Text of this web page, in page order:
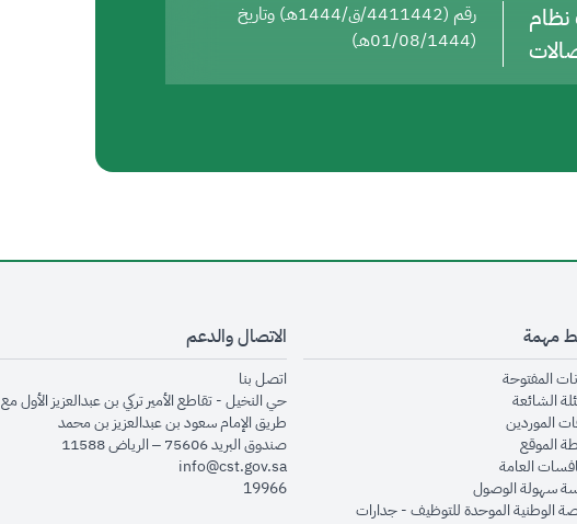
نظام
رقم (4411442/ق/1444هـ) وتاريخ
(01/08/1444هـ)
مهمة
المفتوحةopens in new window
الشائعةopens in new window
الموردينopens in new window
الموقعopens in new window
العامةopens in new window
سهولة الوصولopens in new window
الوطنية الموحدة للتوظيف - جداراتopens in new window
الاتصال والدعم
اتصل بنا
حي النخيل - تقاطع الأمير تركي بن عبدالعزيز الأول مع
طريق الإمام سعود بن عبدالعزيز بن محمد
صندوق البريد 75606 – الرياض 11588
info@cst.gov.sa
19966